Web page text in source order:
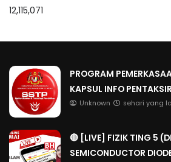
12,115,071
PROGRAM
KAPSUL INFO
Unknown sehari yang
🔴 [LIVE] FIZIK TING 5
SEMICONDUCTOR